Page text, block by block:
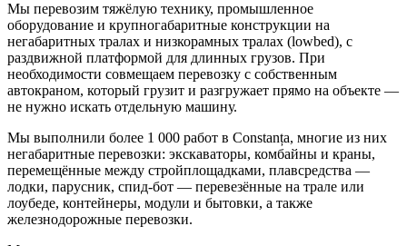
Мы перевозим тяжёлую технику, промышленное
оборудование и крупногабаритные конструкции на
негабаритных тралах и низкорамных тралах (lowbed), с
раздвижной платформой для длинных грузов. При
необходимости совмещаем перевозку с собственным
автокраном, который грузит и разгружает прямо на объекте —
не нужно искать отдельную машину.
Мы выполнили более 1 000 работ в Constanța, многие из них
негабаритные перевозки: экскаваторы, комбайны и краны,
перемещённые между стройплощадками, плавсредства —
лодки, парусник, спид-бот — перевезённые на трале или
лоубеде, контейнеры, модули и бытовки, а также
железнодорожные перевозки.